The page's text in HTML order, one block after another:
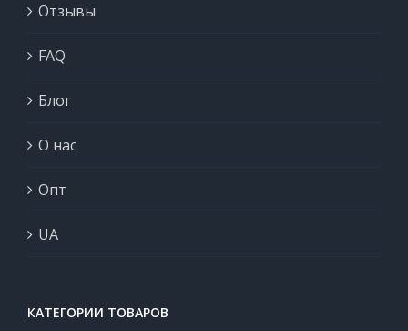
Отзывы
FAQ
Блог
О нас
Опт
UA
КАТЕГОРИИ ТОВАРОВ